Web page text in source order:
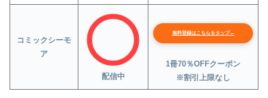
コミックシーモ
ア
配信中
無料登録はこちらをタップ←
1冊70％OFFクーポン
※割引上限なし